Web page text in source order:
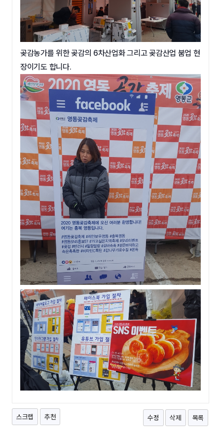
곶감농가를 위한 곶감의 6차산업화 그리고 곶감산업 붐업 현
장이기도 합니다.
수정 삭제 목록
스크랩 추천